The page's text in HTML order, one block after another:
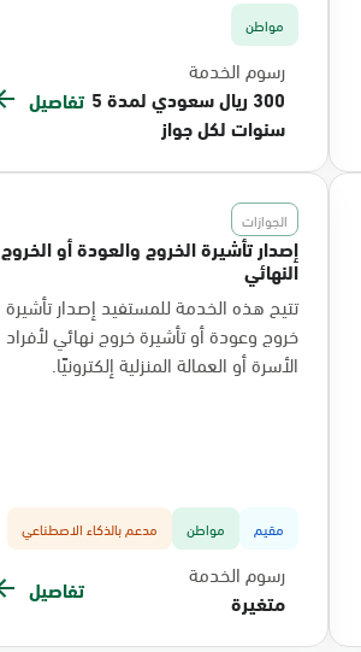
مواطن
رسوم الخدمة
300 ريال سعودي لمدة 5
سنوات لكل جواز
تفاصيل
الجوازات
إصدار تأشيرة الخروج والعودة أو الخروج
النهائي
تتيح هذه الخدمة للمستفيد إصدار تأشيرة
خروج وعودة أو تأشيرة خروج نهائي لأفراد
الأسرة أو العمالة المنزلية إلكترونيًا.
مقيم مواطن مدعم بالذكاء الاصطناعي
رسوم الخدمة
متغيرة
تفاصيل